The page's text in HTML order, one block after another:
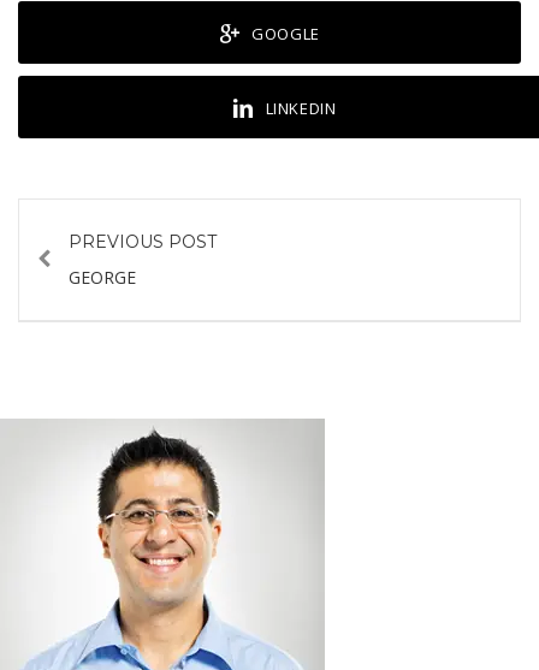
GOOGLE
LINKEDIN
PREVIOUS POST
GEORGE